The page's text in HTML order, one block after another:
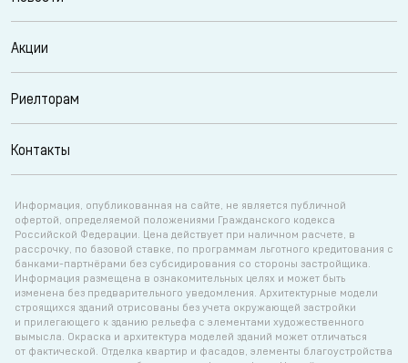
Акции
Риелторам
Контакты
Информация, опубликованная на сайте, не является публичной
офертой, определяемой положениями Гражданского кодекса
Российской Федерации. Цена действует при наличном расчете, в
рассрочку, по базовой ставке, по программам льготного кредитования с
банками-партнёрами без субсидирования со стороны застройщика.
Информация размещена в ознакомительных целях и может быть
изменена без предварительного уведомления. Архитектурные модели
строящихся зданий отрисованы без учета окружающей застройки
и прилегающего к зданию рельефа с элементами художественного
вымысла. Окраска и архитектура моделей зданий может отличаться
от фактической. Отделка квартир и фасадов, элементы благоустройства